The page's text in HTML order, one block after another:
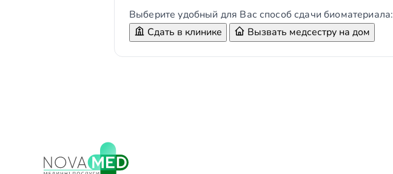
Выберите удобный для Вас способ сдачи биоматериала:
Сдать в клинике
Вызвать медсестру на дом